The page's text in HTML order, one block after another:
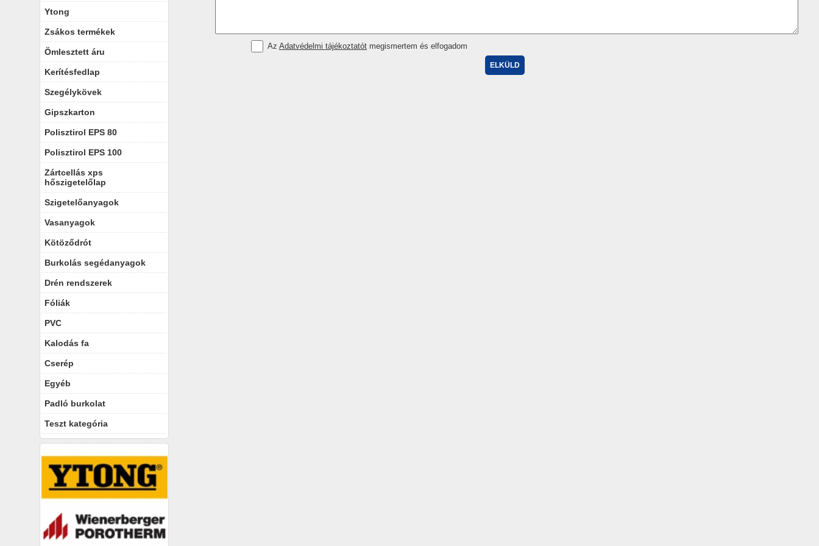
Ytong
Zsákos termékek
Ömlesztett áru
Kerítésfedlap
Szegélykövek
Gipszkarton
Polisztirol EPS 80
Polisztirol EPS 100
Zártcellás xps
hőszigetelőlap
Szigetelőanyagok
Vasanyagok
Kötöződrót
Burkolás segédanyagok
Drén rendszerek
Fóliák
PVC
Kalodás fa
Cserép
Egyéb
Padló burkolat
Teszt kategória
Az Adatvédelmi tájékoztatót megismertem és elfogadom